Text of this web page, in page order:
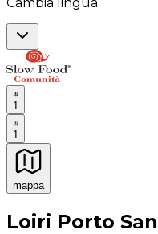
1
1
mappa
Esperienze culinarie
Loiri Porto